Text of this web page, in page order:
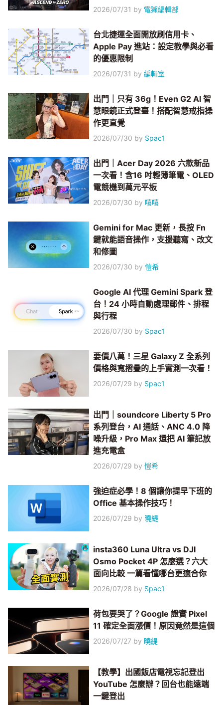
2026/07/31 by 電獺編輯部
台北捷運全面開放刷信用卡、
Apple Pay 進站：設定教學與必看
的優惠限制
2026/07/31 by編輯室
出門｜只有 36g！Even G2 AI 智
慧眼鏡正式登臺！搭配智慧戒指操
作更直覺
2026/07/30 by Spac1
出門｜Acer Day 2026 六款新品
一次看！含16 吋輕薄筆電、OLED
電競機到萬元平板
2026/07/30 by 嘻嘻
Gemini for Mac 更新，長按 Fn
鍵就能語音操作，支援聽寫、改文
和修圖
2026/07/30 by愷希
Google AI 代理 Gemini Spark 登
台！24 小時自動處理郵件、排程
與行程
2026/07/30 by Spac1
要價八萬！三星 Galaxy Z 全系列
價格與寬摺疊的上手實測一次看！
2026/07/29 by Spac1
出門｜soundcore Liberty 5 Pro
系列登台，AI 通話、ANC 4.0 降
噪升級，Pro Max 還把 AI 筆記放
進充電盒
2026/07/29 by愷希
強迫症必學！8 個讓你提早下班的
Office 基本操作技巧！
2026/07/29 by 曉緹
insta360 Luna Ultra vs DJI
Osmo Pocket 4P 怎麼選？六大
面向比較 一篇看懂哪台更適合你
2026/07/28 by Spac1
荷包要哭了？Google 證實 Pixel
11 確定全面漲價！原因竟然是這個
2026/07/27 by 曉緹
【教學】出國飯店電視忘記登出
YouTube 怎麼辦？回台也能遠端
一鍵登出